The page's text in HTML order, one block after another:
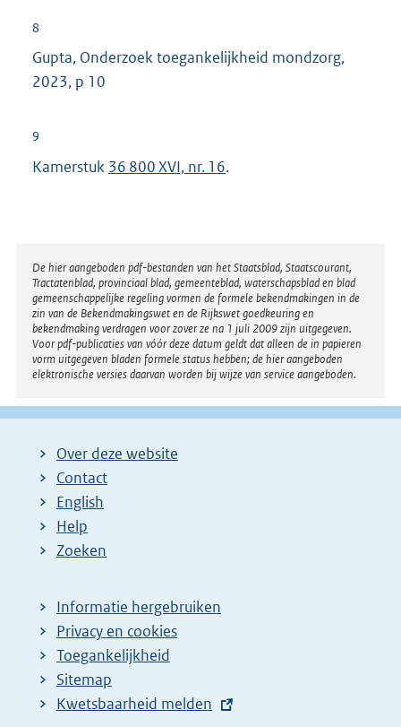
8
Gupta, Onderzoek toegankelijkheid mondzorg,
2023, p 10
9
Kamerstuk 36 800 XVI, nr. 16.
Disclaimer
De hier aangeboden pdf-bestanden van het Staatsblad, Staatscourant,
Tractatenblad, provinciaal blad, gemeenteblad, waterschapsblad en blad
gemeenschappelijke regeling vormen de formele bekendmakingen in de
zin van de Bekendmakingswet en de Rijkswet goedkeuring en
bekendmaking verdragen voor zover ze na 1 juli 2009 zijn uitgegeven.
Voor pdf-publicaties van vóór deze datum geldt dat alleen de in papieren
vorm uitgegeven bladen formele status hebben; de hier aangeboden
elektronische versies daarvan worden bij wijze van service aangeboden.
Over deze website
Contact
English
Help
Zoeken
Informatie hergebruiken
Privacy en cookies
Toegankelijkheid
Sitemap
E
Kwetsbaarheid melden